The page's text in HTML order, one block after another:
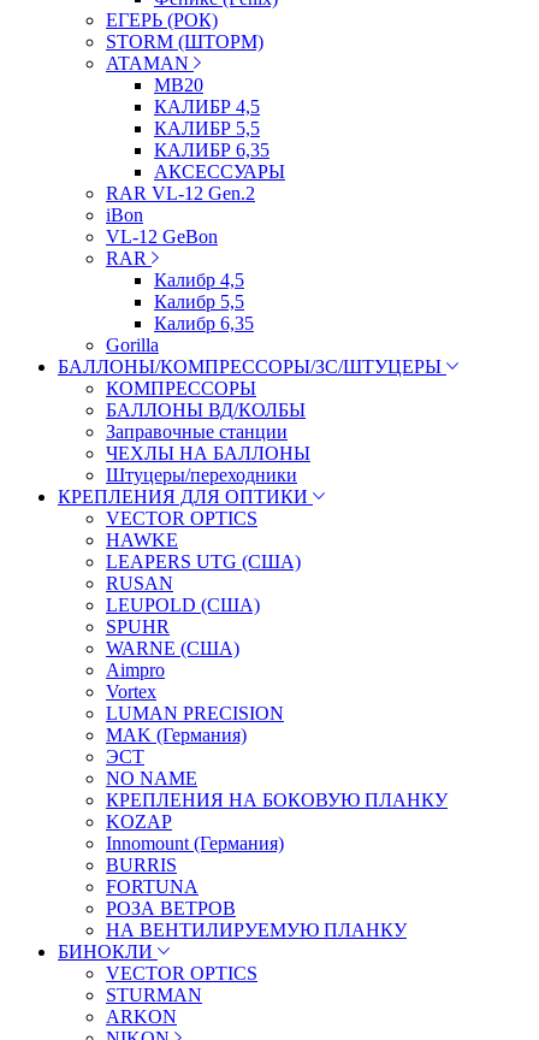
ЕГЕРЬ (РОК)
STORM (ШТОРМ)
ATAMAN
МВ20
КАЛИБР 4,5
КАЛИБР 5,5
КАЛИБР 6,35
АКСЕССУАРЫ
RAR VL-12 Gen.2
iBon
VL-12 GeBon
RAR
Калибр 4,5
Калибр 5,5
Калибр 6,35
Gorilla
БАЛЛОНЫ/КОМПРЕССОРЫ/ЗС/ШТУЦЕРЫ
КОМПРЕССОРЫ
БАЛЛОНЫ ВД/КОЛБЫ
Заправочные станции
ЧЕХЛЫ НА БАЛЛОНЫ
Штуцеры/переходники
КРЕПЛЕНИЯ ДЛЯ ОПТИКИ
VECTOR OPTICS
HAWKE
LEAPERS UTG (США)
RUSAN
LEUPOLD (США)
SPUHR
WARNE (США)
Aimpro
Vortex
LUMAN PRECISION
MAK (Германия)
ЭСТ
NO NAME
КРЕПЛЕНИЯ НА БОКОВУЮ ПЛАНКУ
KOZAP
Innomount (Германия)
BURRIS
FORTUNA
РОЗА ВЕТРОВ
НА ВЕНТИЛИРУЕМУЮ ПЛАНКУ
БИНОКЛИ
VECTOR OPTICS
STURMAN
ARKON